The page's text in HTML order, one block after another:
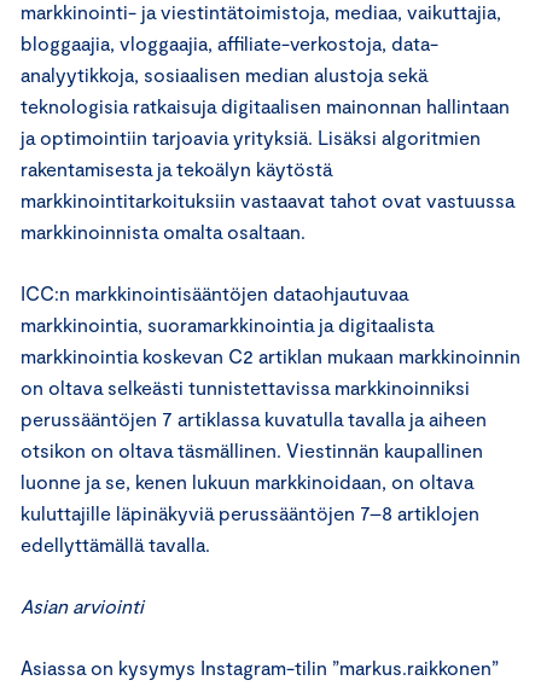
markkinointi- ja viestintätoimistoja, mediaa, vaikuttajia,
bloggaajia, vloggaajia, affiliate-verkostoja, data-
analyytikkoja, sosiaalisen median alustoja sekä
teknologisia ratkaisuja digitaalisen mainonnan hallintaan
ja optimointiin tarjoavia yrityksiä. Lisäksi algoritmien
rakentamisesta ja tekoälyn käytöstä
markkinointitarkoituksiin vastaavat tahot ovat vastuussa
markkinoinnista omalta osaltaan.
ICC:n markkinointisääntöjen dataohjautuvaa
markkinointia, suoramarkkinointia ja digitaalista
markkinointia koskevan C2 artiklan mukaan markkinoinnin
on oltava selkeästi tunnistettavissa markkinoinniksi
perussääntöjen 7 artiklassa kuvatulla tavalla ja aiheen
otsikon on oltava täsmällinen. Viestinnän kaupallinen
luonne ja se, kenen lukuun markkinoidaan, on oltava
kuluttajille läpinäkyviä perussääntöjen 7–8 artiklojen
edellyttämällä tavalla.
Asian arviointi
Asiassa on kysymys Instagram-tilin ”markus.raikkonen”